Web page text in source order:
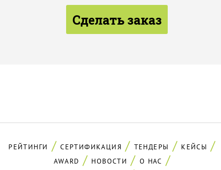
Сделать заказ
РЕЙТИНГИ СЕРТИФИКАЦИЯ ТЕНДЕРЫ
КЕЙСЫ
AWARD
НОВОСТИ
О НАС